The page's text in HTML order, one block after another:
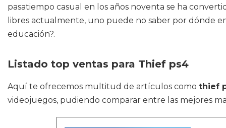
pasatiempo casual en los años noventa se ha
libres actualmente, uno puede no saber por dónde
educación?.
Listado top ventas para Thief ps4
Aquí te ofrecemos multitud de artículos como thief
videojuegos, pudiendo comparar entre las mejores